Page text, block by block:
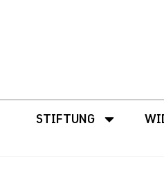
STIFTUNG